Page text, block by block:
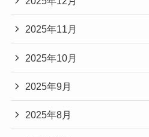
2025年11月
2025年10月
2025年9月
2025年8月